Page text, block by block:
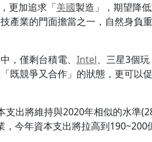
更加追求「美國製造」，期望降
產業的門面擔當之一，自然身負重
，僅剩台積電、 Intel、三星3個玩
既競爭又合作」的狀態，更可以
出將維持與2020年相似的水準
，今年資本支出將拉高到190~200